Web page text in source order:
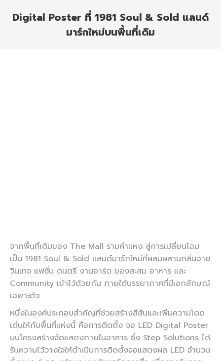
Digital Poster ที่ 1981 Soul & Sold แลนด์
มาร์กใหม่บนพื้นที่เดิม
จากพื้นที่เดิมของ The Mall รามคำแหง สู่การเปลี่ยนโฉม
เป็น 1981 Soul & Sold แลนด์มาร์กใหม่ที่ผสมผสานกลิ่นอาย
วินเทจ แฟชั่น ดนตรี งานอาร์ต ของสะสม อาหาร และ
Community เข้าไว้ด้วยกัน ภายใต้บรรยากาศที่มีเอกลักษณ์
เฉพาะตัว
หนึ่งในองค์ประกอบสำคัญที่ช่วยสร้างสีสันและเพิ่มความโดด
เด่นให้กับพื้นที่แห่งนี้ คือการติดตั้ง จอ LED Digital Poster
บนโครงสร้างจัดแสดงภายในอาคาร ซึ่ง Step Solutions ได้
รับความไว้วางใจให้ดำเนินการติดตั้งจอแสดงผล LED จำนวน